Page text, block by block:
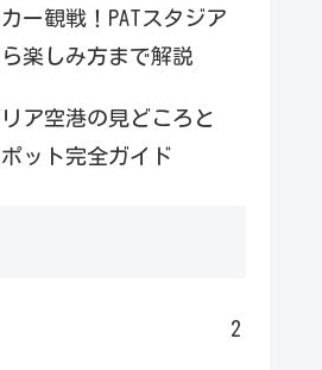
ー観戦！PATスタジア
楽しみ方まで解説
ア空港の見どころと
ット完全ガイド
2